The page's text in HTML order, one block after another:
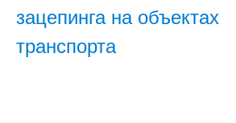
зацепинга на объектах
транспорта